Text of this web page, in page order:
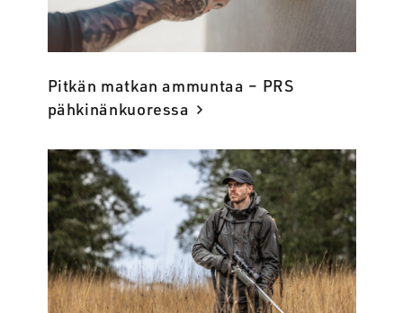
Pitkän matkan ammuntaa – PRS
pähkinänkuoressa